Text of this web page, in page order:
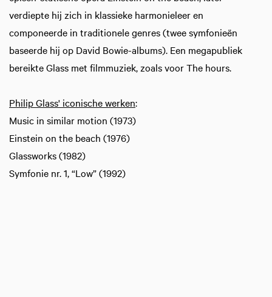
verdiepte hij zich in klassieke harmonieleer en
componeerde in traditionele genres (twee symfonieën
baseerde hij op David Bowie-albums). Een megapubliek
bereikte Glass met filmmuziek, zoals voor The hours.
Philip Glass' iconische werken:
Music in similar motion (1973)
Einstein on the beach (1976)
Glassworks (1982)
Symfonie nr. 1, “Low” (1992)